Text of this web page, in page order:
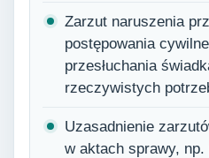
Zarzut naruszenia
postępowania
przesłuchania
rzeczywistych
Uzasadnienie
w aktach sprawy,